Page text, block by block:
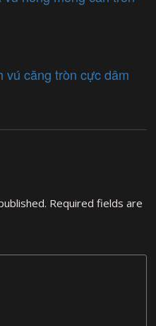
vú căng tròn cực dâm
Required fields are